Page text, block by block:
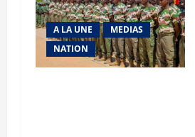
A LA UNE
MEDIAS
NATION